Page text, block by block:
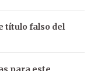
título falso del